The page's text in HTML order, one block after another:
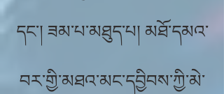
དང་། ཟམ་པ་མཐུད་པ། མཐོ་དམའ་
བར་གྱི་མཐའ་མང་དབྱིབས་ཀྱི་མེ་